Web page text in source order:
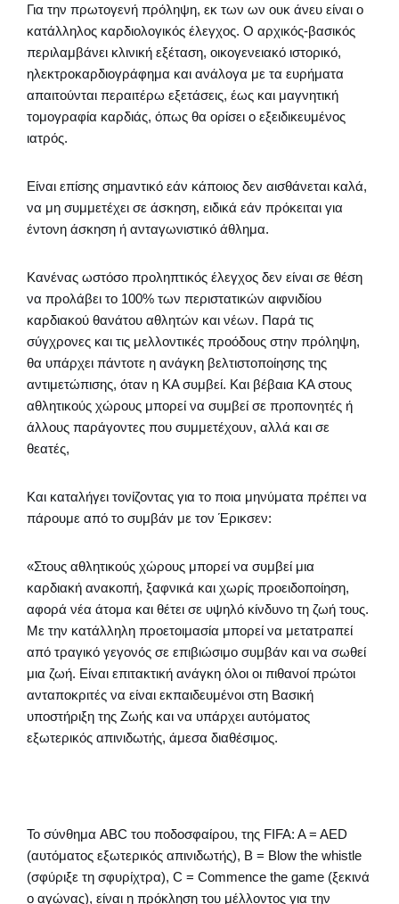
Για την πρωτογενή πρόληψη, εκ των ων ουκ άνευ είναι ο
κατάλληλος καρδιολογικός έλεγχος. O αρχικός-βασικός
περιλαμβάνει κλινική εξέταση, οικογενειακό ιστορικό,
ηλεκτροκαρδιογράφημα και ανάλογα με τα ευρήματα
απαιτούνται περαιτέρω εξετάσεις, έως και μαγνητική
τομογραφία καρδιάς, όπως θα ορίσει ο εξειδικευμένος
ιατρός.
Είναι επίσης σημαντικό εάν κάποιος δεν αισθάνεται καλά,
να μη συμμετέχει σε άσκηση, ειδικά εάν πρόκειται για
έντονη άσκηση ή ανταγωνιστικό άθλημα.
Κανένας ωστόσο προληπτικός έλεγχος δεν είναι σε θέση
να προλάβει το 100% των περιστατικών αιφνιδίου
καρδιακού θανάτου αθλητών και νέων. Παρά τις
σύγχρονες και τις μελλοντικές προόδους στην πρόληψη,
θα υπάρχει πάντοτε η ανάγκη βελτιστοποίησης της
αντιμετώπισης, όταν η ΚΑ συμβεί. Και βέβαια ΚΑ στους
αθλητικούς χώρους μπορεί να συμβεί σε προπονητές ή
άλλους παράγοντες που συμμετέχουν, αλλά και σε
θεατές,
Και καταλήγει τονίζοντας για το ποια μηνύματα πρέπει να
πάρουμε από το συμβάν με τον Έρικσεν:
«Στους αθλητικούς χώρους μπορεί να συμβεί μια
καρδιακή ανακοπή, ξαφνικά και χωρίς προειδοποίηση,
αφορά νέα άτομα και θέτει σε υψηλό κίνδυνο τη ζωή τους.
Με την κατάλληλη προετοιμασία μπορεί να μετατραπεί
από τραγικό γεγονός σε επιβιώσιμο συμβάν και να σωθεί
μια ζωή. Είναι επιτακτική ανάγκη όλοι οι πιθανοί πρώτοι
ανταποκριτές να είναι εκπαιδευμένοι στη Βασική
υποστήριξη της Ζωής και να υπάρχει αυτόματος
εξωτερικός απινιδωτής, άμεσα διαθέσιμος.
Το σύνθημα ABC του ποδοσφαίρου, της FIFA: A = AED
(αυτόματος εξωτερικός απινιδωτής), B = Blow the whistle
(σφύριξε τη σφυρίχτρα), C = Commence the game (ξεκινά
ο αγώνας), είναι η πρόκληση του μέλλοντος για την